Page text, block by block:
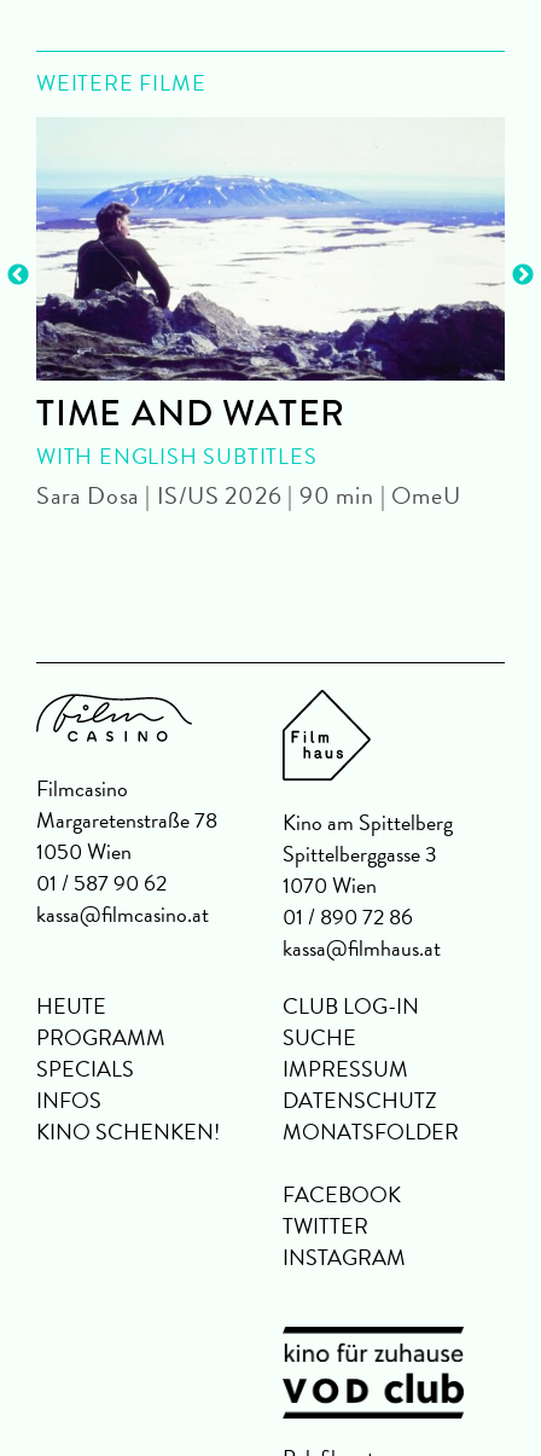
WEITERE FILME
TIME AND WATER
WITH ENGLISH SUBTITLES
Sara Dosa | IS/US 2026 | 90 min | OmeU
Filmcasino
Margaretenstraße 78
1050 Wien
01 / 587 90 62
kassa@filmcasino.at
Kino am Spittelberg
Spittelberggasse 3
1070 Wien
01 / 890 72 86
kassa@filmhaus.at
HEUTE
PROGRAMM
SPECIALS
INFOS
KINO SCHENKEN!
CLUB LOG-IN
SUCHE
IMPRESSUM
DATENSCHUTZ
MONATSFOLDER
FACEBOOK
TWITTER
INSTAGRAM